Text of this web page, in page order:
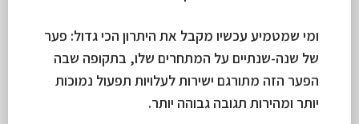
ומי שמטמיע עכשיו מקבל את היתרון הכי גדול: פער
של שנה-שנתיים על המתחרים שלו, בתקופה שבה
הפער הזה מתורגם ישירות לעלויות תפעול נמוכות
יותר ומהירות תגובה גבוהה יותר.